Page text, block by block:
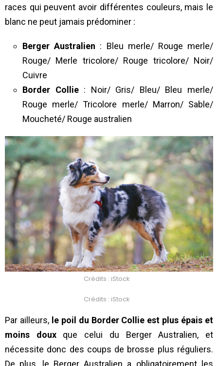
races qui peuvent avoir différentes couleurs, mais le
blanc ne peut jamais prédominer :
Berger Australien : Bleu merle/ Rouge merle/
Rouge/ Merle tricolore/ Rouge tricolore/ Noir/
Cuivre
Border Collie: Noir/ Gris/ Bleu/ Bleu merle/
Rouge merle/ Tricolore merle/ Marron/ Sable/
Moucheté/ Rouge australien
Crédits : iStock
Crédits : iStock
Par ailleurs, le poil du Border Collie est plus épais et
moins douxque celui du Berger Australien, et
nécessite donc des coups de brosse plus réguliers.
De plus, le Berger Australien a obligatoirement les